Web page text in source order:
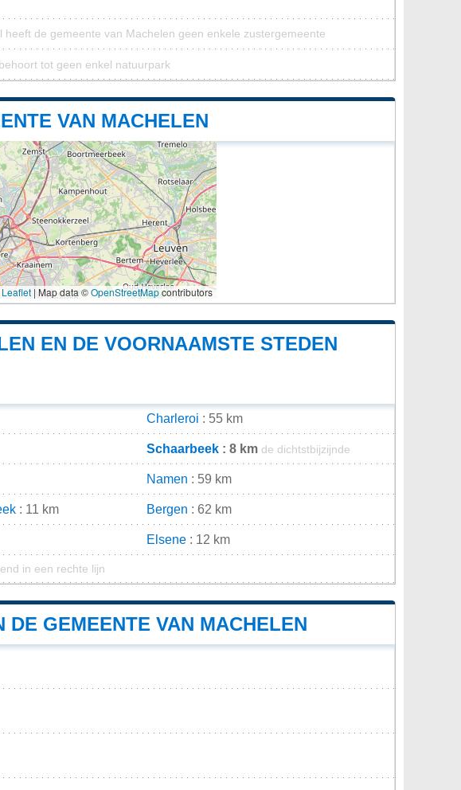
heeft de gemeente van Machelen geen enkele zustergemeente
tot geen enkel natuurpark
VAN MACHELEN
Leaflet | Map data ©OpenStreetMapcontributors
EN DE VOORNAAMSTE STEDEN
Charleroi : 55 km
Schaarbeek : 8 km de dichtstbijzijnde
Namen : 59 km
: 11 km Bergen : 62 km
Elsene : 12 km
in een rechte lijn
GEMEENTE VAN MACHELEN